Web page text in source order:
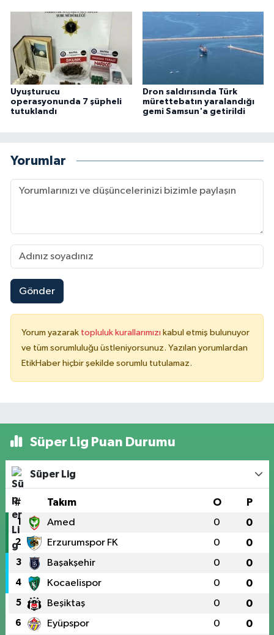
Uyuşturucu
operasyonunda 7 şüpheli
tutuklandı
Dron saldırısında Türk
mürettebatın yaralandığı
gemi Samsun'a getirildi
Yorumlar
Gönder
Yorum yazarak topluluk kurallarımızı kabul etmiş bulunuyor
ve tüm sorumluluğu üstleniyorsunuz. Yazılan yorumlardan
EtikHaber hiçbir şekilde sorumlu tutulamaz.
Süper Lig Puan Durumu
Süper Lig
# Takım O P
1 Amed 0 0
2 Erzurumspor FK 0 0
3 Başakşehir 0 0
4 Kocaelispor 0 0
5 Beşiktaş 0 0
6 Eyüpspor 0 0